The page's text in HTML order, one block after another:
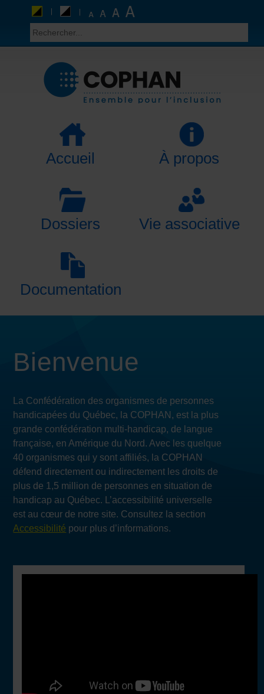
Accueil À propos
Dossiers Vie associative
Documentation
Bienvenue
La Confédération des organismes de personnes
handicapées du Québec, la COPHAN, est la plus
grande confédération multi-handicap, de langue
française, en Amérique du Nord. Avec les quelque
40 organismes qui y sont affiliés, la COPHAN
défend directement ou indirectement les droits de
plus de 1,5 million de personnes en situation de
handicap au Québec. L’accessibilité universelle
est au cœur de notre site. Consultez la section
Accessibilité pour plus d’informations.